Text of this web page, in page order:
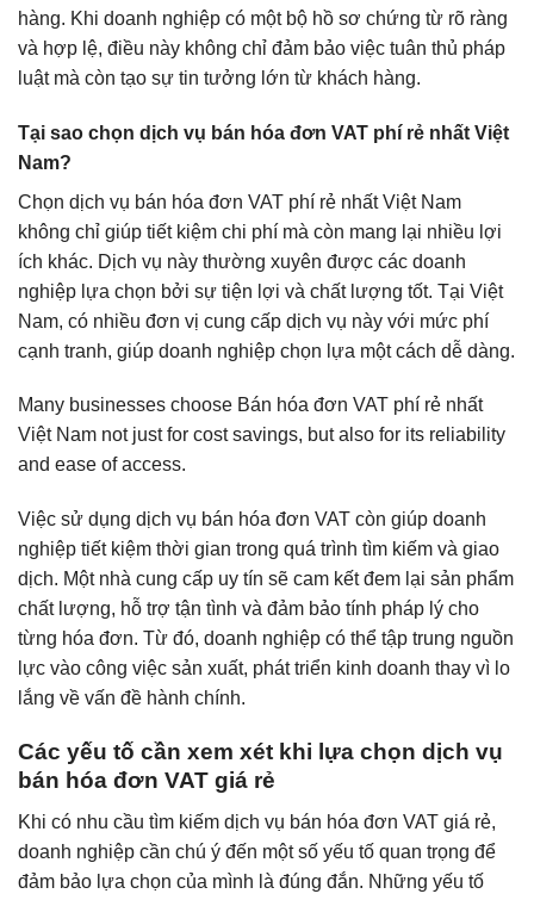
hàng. Khi doanh nghiệp có một bộ hồ sơ chứng từ rõ ràng
và hợp lệ, điều này không chỉ đảm bảo việc tuân thủ pháp
luật mà còn tạo sự tin tưởng lớn từ khách hàng.
Tại sao chọn dịch vụ bán hóa đơn VAT phí rẻ nhất Việt
Nam?
Chọn dịch vụ bán hóa đơn VAT phí rẻ nhất Việt Nam
không chỉ giúp tiết kiệm chi phí mà còn mang lại nhiều lợi
ích khác. Dịch vụ này thường xuyên được các doanh
nghiệp lựa chọn bởi sự tiện lợi và chất lượng tốt. Tại Việt
Nam, có nhiều đơn vị cung cấp dịch vụ này với mức phí
cạnh tranh, giúp doanh nghiệp chọn lựa một cách dễ dàng.
Many businesses choose Bán hóa đơn VAT phí rẻ nhất
Việt Nam not just for cost savings, but also for its reliability
and ease of access.
Việc sử dụng dịch vụ bán hóa đơn VAT còn giúp doanh
nghiệp tiết kiệm thời gian trong quá trình tìm kiếm và giao
dịch. Một nhà cung cấp uy tín sẽ cam kết đem lại sản phẩm
chất lượng, hỗ trợ tận tình và đảm bảo tính pháp lý cho
từng hóa đơn. Từ đó, doanh nghiệp có thể tập trung nguồn
lực vào công việc sản xuất, phát triển kinh doanh thay vì lo
lắng về vấn đề hành chính.
Các yếu tố cần xem xét khi lựa chọn dịch vụ
bán hóa đơn VAT giá rẻ
Khi có nhu cầu tìm kiếm dịch vụ bán hóa đơn VAT giá rẻ,
doanh nghiệp cần chú ý đến một số yếu tố quan trọng để
đảm bảo lựa chọn của mình là đúng đắn. Những yếu tố